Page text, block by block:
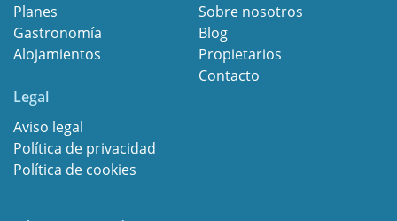
Planes
Gastronomía
Alojamientos
Sobre nosotros
Blog
Propietarios
Contacto
Legal
Aviso legal
Política de privacidad
Política de cookies